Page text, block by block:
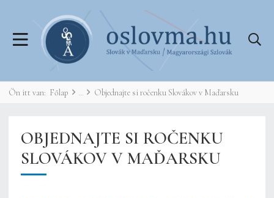
Ön itt van: Főlap Objednajte si ročenku Slovákov v Maďarsku
OBJEDNAJTE SI ROČENKU
SLOVÁKOV V MAĎARSKU